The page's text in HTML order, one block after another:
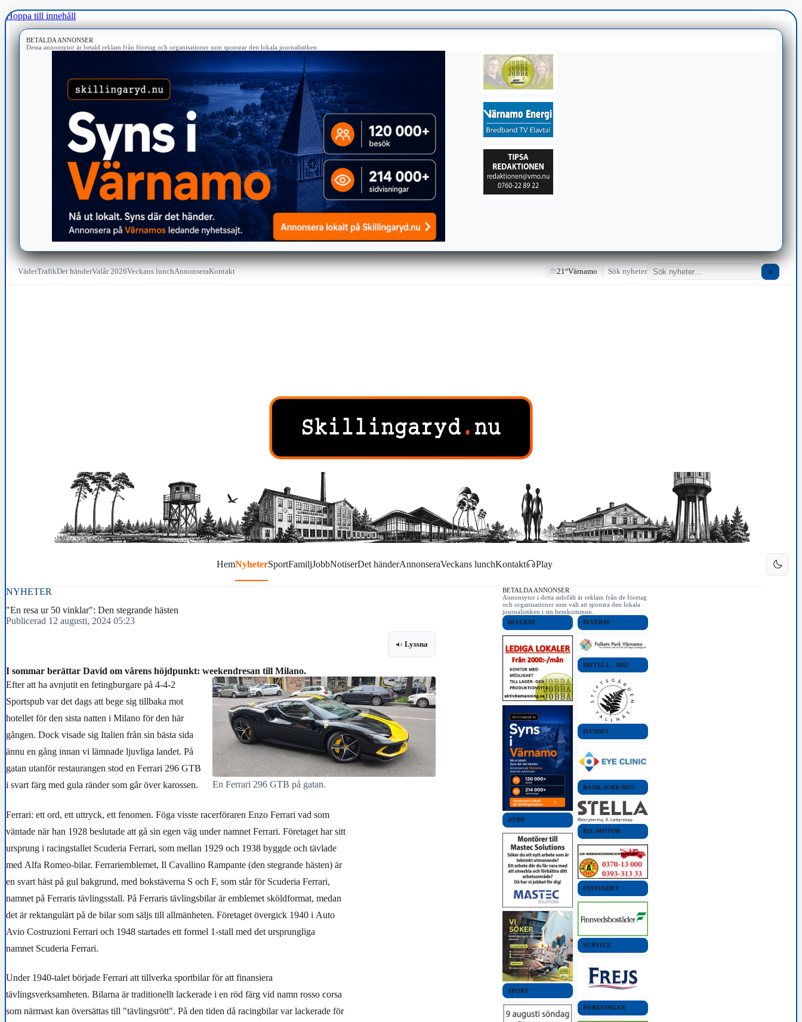
Hoppa till innehåll
BETALDA ANNONSER
Dessa annonsytor är betald reklam från företag och organisationer som sponsrar den lokala journalistiken.
VäderTrafikDet händerValår 2026Veckans lunchAnnonseraKontakt 21°Värnamo Sök nyheter ⌕
HemNyheterSportFamiljJobbNotiserDet händerAnnonseraVeckans lunchKontakt Play
NYHETER
"En resa ur 50 vinklar": Den stegrande hästen
Publicerad 12 augusti, 2024 05:23
Lyssna
I sommar berättar David om vårens höjdpunkt: weekendresan till Milano.
En Ferrari 296 GTB på gatan.
Efter att ha avnjutit en fetingburgare på 4-4-2
Sportspub var det dags att bege sig tillbaka mot
hotellet för den sista natten i Milano för den här
gången. Dock visade sig Italien från sin bästa sida
ännu en gång innan vi lämnade ljuvliga landet. På
gatan utanför restaurangen stod en Ferrari 296 GTB
i svart färg med gula ränder som går över karossen.
Ferrari: ett ord, ett uttryck, ett fenomen. Föga visste racerföraren Enzo Ferrari vad som
väntade när han 1928 beslutade att gå sin egen väg under namnet Ferrari. Företaget har sitt
ursprung i racingstallet Scuderia Ferrari, som mellan 1929 och 1938 byggde och tävlade
med Alfa Romeo-bilar. Ferrariemblemet, Il Cavallino Rampante (den stegrande hästen) är
en svart häst på gul bakgrund, med bokstäverna S och F, som står för Scuderia Ferrari,
namnet på Ferraris tävlingsstall. På Ferraris tävlingsbilar är emblemet sköldformat, medan
det är rektangulärt på de bilar som säljs till allmänheten. Företaget övergick 1940 i Auto
Avio Costruzioni Ferrari och 1948 startades ett formel 1-stall med det ursprungliga
namnet Scuderia Ferrari.
Under 1940-talet började Ferrari att tillverka sportbilar för att finansiera
tävlingsverksamheten. Bilarna är traditionellt lackerade i en röd färg vid namn rosso corsa
som närmast kan översättas till "tävlingsrött". På den tiden då racingbilar var lackerade för
BETALDA ANNONSER
Annonsytor i detta sidofält är reklam från de företag
och organisationer som valt att sponsra den lokala
journalistiken i sin hemkommun.
DIVERSE
JOBB
SPORT
DIVERSE
HOTELL - MAT
HANDEL
BANK-JOBB-HUS
BIL-MOTOR
FASTIGHET
SERVICE
FÖRENINGAR